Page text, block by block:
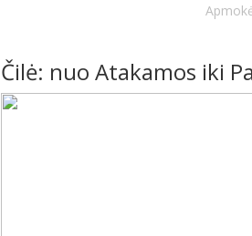
Čilė: nuo Atakamos iki